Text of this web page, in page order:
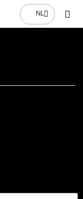
NL